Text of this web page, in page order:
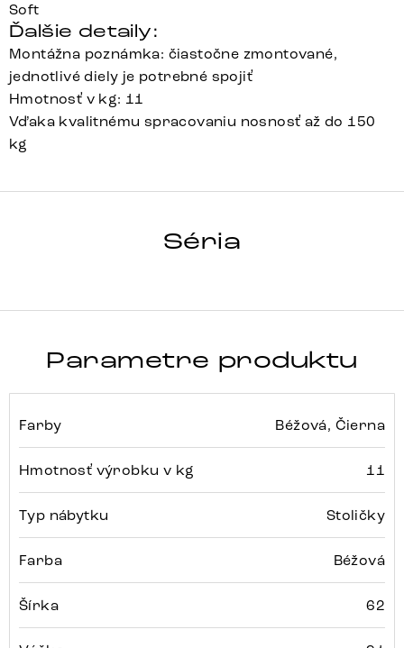
Soft
Ďalšie detaily:
Montážna poznámka: čiastočne zmontované,
jednotlivé diely je potrebné spojiť
Hmotnosť v kg: 11
Vďaka kvalitnému spracovaniu nosnosť až do 150
kg
Séria
ABELIA-FLEX
Parametre produktu
Farby Béžová, Čierna
Hmotnosť výrobku v kg 11
Typ nábytku Stoličky
Farba Béžová
Šírka 62